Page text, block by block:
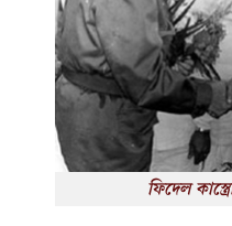
ফিদেল